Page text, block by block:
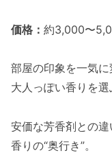
価格： 約3,000〜
部屋の印象を一気に
大人っぽい香りを選
安価な芳香剤との違
香りの“奥行き”。